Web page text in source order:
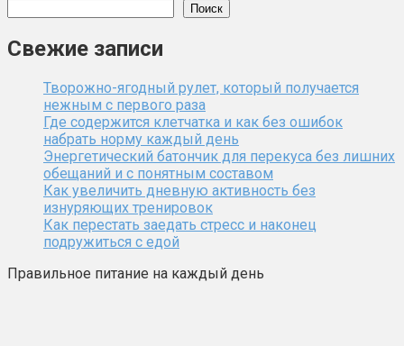
Поиск
Свежие записи
Творожно-ягодный рулет, который получается
нежным с первого раза
Где содержится клетчатка и как без ошибок
набрать норму каждый день
Энергетический батончик для перекуса без лишних
обещаний и с понятным составом
Как увеличить дневную активность без
изнуряющих тренировок
Как перестать заедать стресс и наконец
подружиться с едой
Правильное питание на каждый день